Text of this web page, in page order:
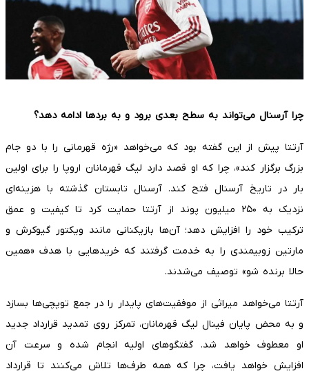
چرا آرسنال می‌تواند به سطح بعدی برود و به بردها ادامه دهد؟
آرتتا پیش از این گفته بود که می‌خواهد «رژه قهرمانی را با دو جام
بزرگ برگزار کند»، چرا که او قصد دارد لیگ قهرمانان اروپا را برای اولین
بار در تاریخ آرسنال فتح کند. آرسنال تابستان گذشته با هزینه‌ای
نزدیک به ۲۵۰ میلیون پوند از آرتتا حمایت کرد تا کیفیت و عمق
ترکیب خود را افزایش دهد؛ آن‌ها بازیکنانی مانند ویکتور گیوکرش و
مارتین زوبیمندی را به خدمت گرفتند که خریدهایی با هدف «همین
حالا برنده شو» توصیف می‌شدند.
آرتتا می‌خواهد میراثی از موفقیت‌های پایدار را در جمع توپچی‌ها بسازد
و به محض پایان فینال لیگ قهرمانان، تمرکز روی تمدید قرارداد جدید
او معطوف خواهد شد. گفتگوهای اولیه انجام شده و سرعت آن
افزایش خواهد یافت، چرا که همه طرف‌ها تلاش می‌کنند تا قرارداد